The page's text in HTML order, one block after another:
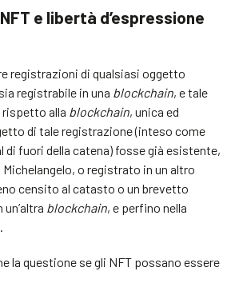
e libertà d’espressione
registrazioni di qualsiasi oggetto
registrabile in una blockchain, e tale
alla blockchain, unica ed
di tale registrazione (inteso come
di fuori della catena) fosse già esistente,
Michelangelo, o registrato in un altro
censito al catasto o un brevetto
blockchain, e perfino nella
.
la questione se gli NFT possano essere